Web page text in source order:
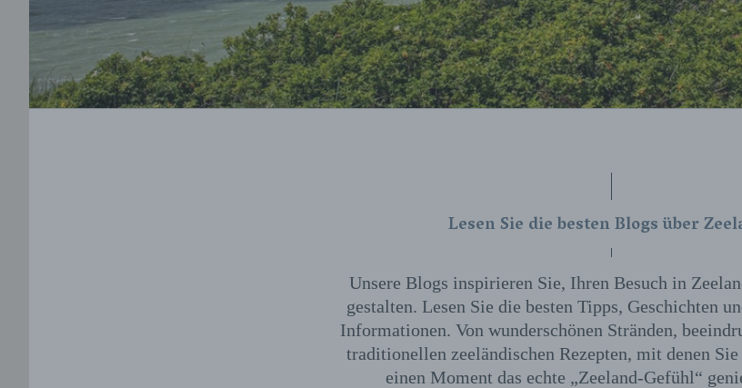
Lesen Sie die besten Blogs über
Unsere Blogs inspirieren Sie, Ihren Besuch in
gestalten. Lesen Sie die besten Tipps, Geschichten
Informationen. Von wunderschönen Stränden,
traditionellen zeeländischen Rezepten, mit denen
einen Moment das echte „Zeeland-Gefühl“